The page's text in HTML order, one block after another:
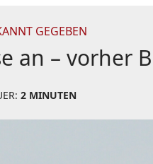
GEGEBEN
an – vorher
2 MINUTEN